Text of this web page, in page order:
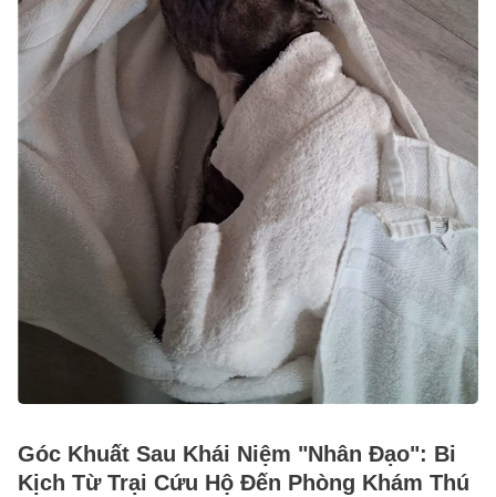
Góc Khuất Sau Khái Niệm "Nhân Đạo": Bi
Kịch Từ Trại Cứu Hộ Đến Phòng Khám Thú